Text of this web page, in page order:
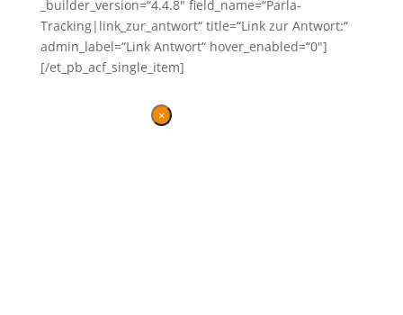
_builder_version=“4.4.8″ field_name=“Parla-
Tracking|link_zur_antwort“ title=“Link zur Antwort:“
admin_label=“Link Antwort“ hover_enabled=“0″]
[/et_pb_acf_single_item]
×